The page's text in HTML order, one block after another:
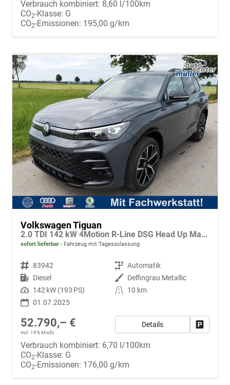
Verbrauch kombiniert: 8,60 l/100km
CO2-Klasse: G
CO2-Emissionen: 195,00 g/km
Volkswagen Tiguan
2.0 TDI 142 kW 4Motion R-Line DSG Head Up Matrix GV5
sofort lieferbar Fahrzeug mit Tageszulassung
Fahrzeugnr. 83942 Getriebe Automatik
Kraftstoff Diesel Außenfarbe Delfingrau Metallic
Leistung 142 kW (193 PS) Kilometerstand
10 km
01.07.2025
52.790,– €
incl. 19% MwSt.
Details
Verbrauch kombiniert: 6,70 l/100km
CO2-Klasse: G
CO2-Emissionen: 176,00 g/km